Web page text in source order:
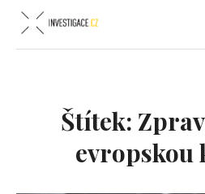
Štítek:
evropskou